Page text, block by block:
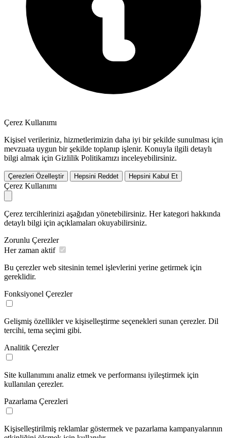
Çerez Kullanımı
Kişisel verileriniz, hizmetlerimizin daha iyi bir şekilde sunulması için
mevzuata uygun bir şekilde toplanıp işlenir. Konuyla ilgili detaylı
bilgi almak için Gizlilik Politikamızı inceleyebilirsiniz.
Çerezleri Özelleştir Hepsini Reddet Hepsini Kabul Et
Çerez Kullanımı
Çerez tercihlerinizi aşağıdan yönetebilirsiniz. Her kategori hakkında
detaylı bilgi için açıklamaları okuyabilirsiniz.
Zorunlu Çerezler
Her zaman aktif
Bu çerezler web sitesinin temel işlevlerini yerine getirmek için
gereklidir.
Fonksiyonel Çerezler
Gelişmiş özellikler ve kişiselleştirme seçenekleri sunan çerezler. Dil
tercihi, tema seçimi gibi.
Analitik Çerezler
Site kullanımını analiz etmek ve performansı iyileştirmek için
kullanılan çerezler.
Pazarlama Çerezleri
Kişiselleştirilmiş reklamlar göstermek ve pazarlama kampanyalarının